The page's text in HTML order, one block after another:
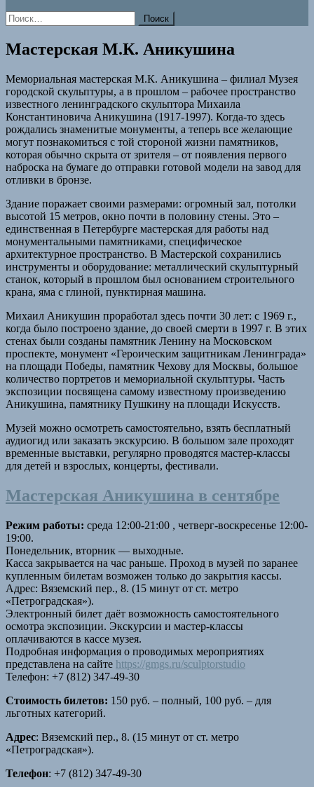
Найти:
Мастерская М.К. Аникушина
Мемориальная мастерская М.К. Аникушина – филиал Музея
городской скульптуры, а в прошлом – рабочее пространство
известного ленинградского скульптора Михаила
Константиновича Аникушина (1917-1997). Когда-то здесь
рождались знаменитые монументы, а теперь все желающие
могут познакомиться с той стороной жизни памятников,
которая обычно скрыта от зрителя – от появления первого
наброска на бумаге до отправки готовой модели на завод для
отливки в бронзе.
Здание поражает своими размерами: огромный зал, потолки
высотой 15 метров, окно почти в половину стены. Это –
единственная в Петербурге мастерская для работы над
монументальными памятниками, специфическое
архитектурное пространство. В Мастерской сохранились
инструменты и оборудование: металлический скульптурный
станок, который в прошлом был основанием строительного
крана, яма с глиной, пунктирная машина.
Михаил Аникушин проработал здесь почти 30 лет: с 1969 г.,
когда было построено здание, до своей смерти в 1997 г. В этих
стенах были созданы памятник Ленину на Московском
проспекте, монумент «Героическим защитникам Ленинграда»
на площади Победы, памятник Чехову для Москвы, большое
количество портретов и мемориальной скульптуры. Часть
экспозиции посвящена самому известному произведению
Аникушина, памятнику Пушкину на площади Искусств.
Музей можно осмотреть самостоятельно, взять бесплатный
аудиогид или заказать экскурсию. В большом зале проходят
временные выставки, регулярно проводятся мастер-классы
для детей и взрослых, концерты, фестивали.
Мастерская Аникушина в сентябре
Режим работы: cреда 12:00-21:00 , четверг-воскресенье 12:00-
19:00.
Понедельник, вторник — выходные.
Касса закрывается на час раньше. Проход в музей по заранее
купленным билетам возможен только до закрытия кассы.
Адрес: Вяземский пер., 8. (15 минут от ст. метро
«Петроградская»).
Электронный билет даёт возможность самостоятельного
осмотра экспозиции. Экскурсии и мастер-классы
оплачиваются в кассе музея.
Подробная информация о проводимых мероприятиях
представлена на сайте https://gmgs.ru/sculptorstudio
Телефон: +7 (812) 347-49-30
Стоимость билетов: 150 руб. – полный, 100 руб. – для
льготных категорий.
Адрес: Вяземский пер., 8. (15 минут от ст. метро
«Петроградская»).
Телефон: +7 (812) 347-49-30